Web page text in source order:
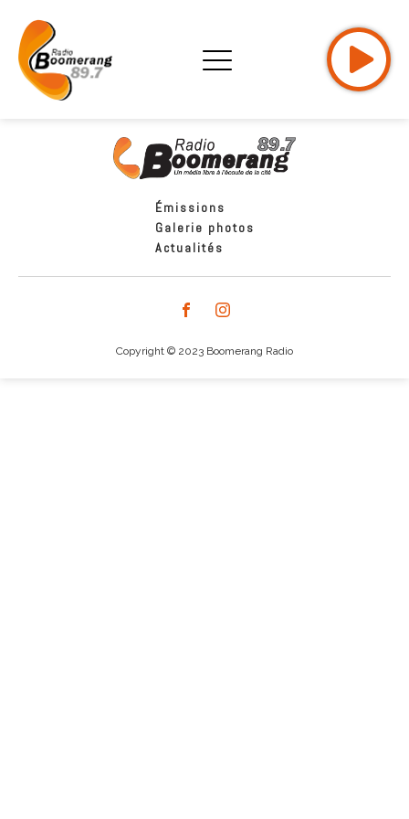
Émissions
Galerie photos
Actualités
Copyright © 2023 Boomerang Radio